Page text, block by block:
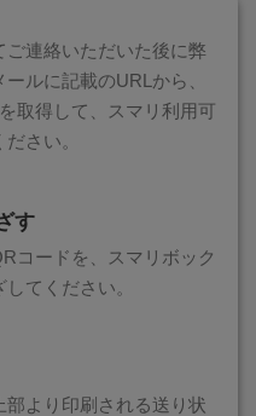
ご連絡いただいた後に弊
ルに記載のURLから、
取得して、スマリ利用可
さい。
す
コードを、スマリボック
てください。
部より印刷される送り状
月 から
月 まで